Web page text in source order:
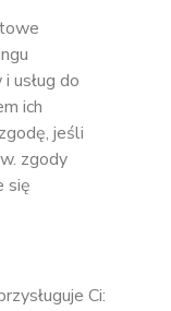
usług do
ich
jeśli
zgody
się
Ci: